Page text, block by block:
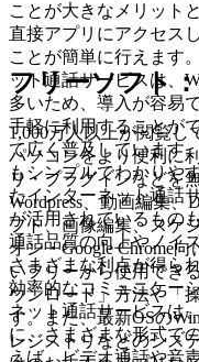
ことが大きなメリット
直接アプリにアクセス
ことが簡単に行えます
ット通話サービスは、
多いため、導入が容易
手軽に利用することが
て広く普及しています
もシンプルでわかりや
たインターネット通話
が活用されているもの
通話品質の向上やノイ
さまざまな利点が得ら
効率的なコミュニケー
ネット通話サービスは
に、さまざまな形式で
えば、ビデオ通話や音
フリーソフト
1,000万人以上が閲覧し
パソコンをより便利に
リ・プラグインなどを
Wordpress、動画編集、
フト、画像編集、スケ
オン・Google Chrome
いフリーから使用でき
ウンロード」方法や「
す。また、最新OSの
レジストリなどのシス